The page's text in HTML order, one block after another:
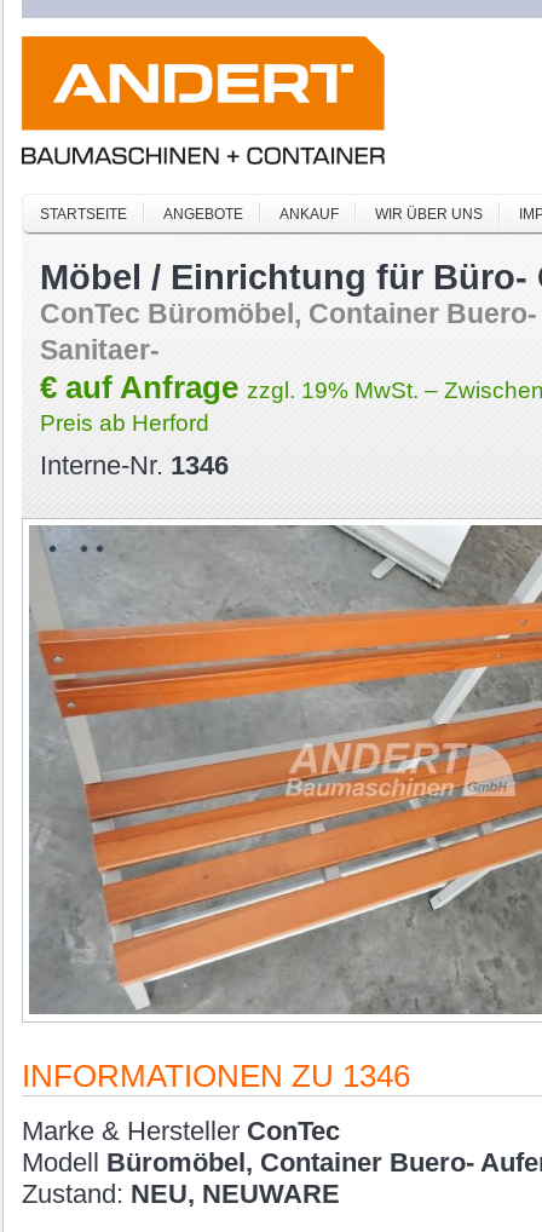
STARTSEITE ANGEBOTE ANKAUF WIR ÜBER UNS
Möbel / Einrichtung für Büro-
ConTec Büromöbel, Container
Sanitaer-
€ auf Anfrage zzgl. 19% MwSt. –
Preis ab Herford
Interne-Nr. 1346
INFORMATIONEN ZU 1346
Marke & Hersteller ConTec
Modell Büromöbel, Container Buero-
Zustand: NEU, NEUWARE